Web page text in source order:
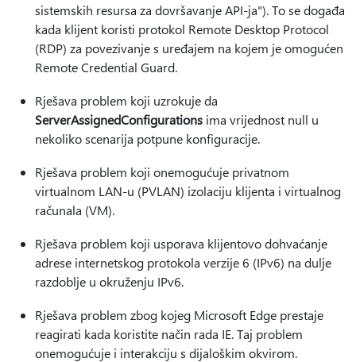
sistemskih resursa za dovršavanje API-ja"). To se događa
kada klijent koristi protokol Remote Desktop Protocol
(RDP) za povezivanje s uređajem na kojem je omogućen
Remote Credential Guard.
Rješava problem koji uzrokuje da
ServerAssignedConfigurations ima vrijednost null u
nekoliko scenarija potpune konfiguracije.
Rješava problem koji onemogućuje privatnom
virtualnom LAN-u (PVLAN) izolaciju klijenta i virtualnog
računala (VM).
Rješava problem koji usporava klijentovo dohvaćanje
adrese internetskog protokola verzije 6 (IPv6) na dulje
razdoblje u okruženju IPv6.
Rješava problem zbog kojeg Microsoft Edge prestaje
reagirati kada koristite način rada IE. Taj problem
onemogućuje i interakciju s dijaloškim okvirom.